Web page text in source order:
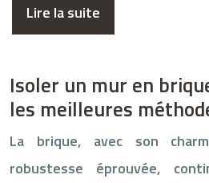
Lire la suite
Isoler un mur en
les meilleures
La brique, avec son
robustesse éprouvée,